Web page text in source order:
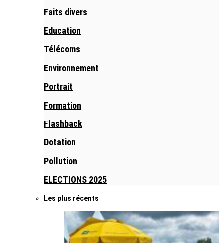
Faits divers
Education
Télécoms
Environnement
Portrait
Formation
Flashback
Dotation
Pollution
ELECTIONS 2025
Les plus récents